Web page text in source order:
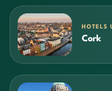
HOTELS
Cork